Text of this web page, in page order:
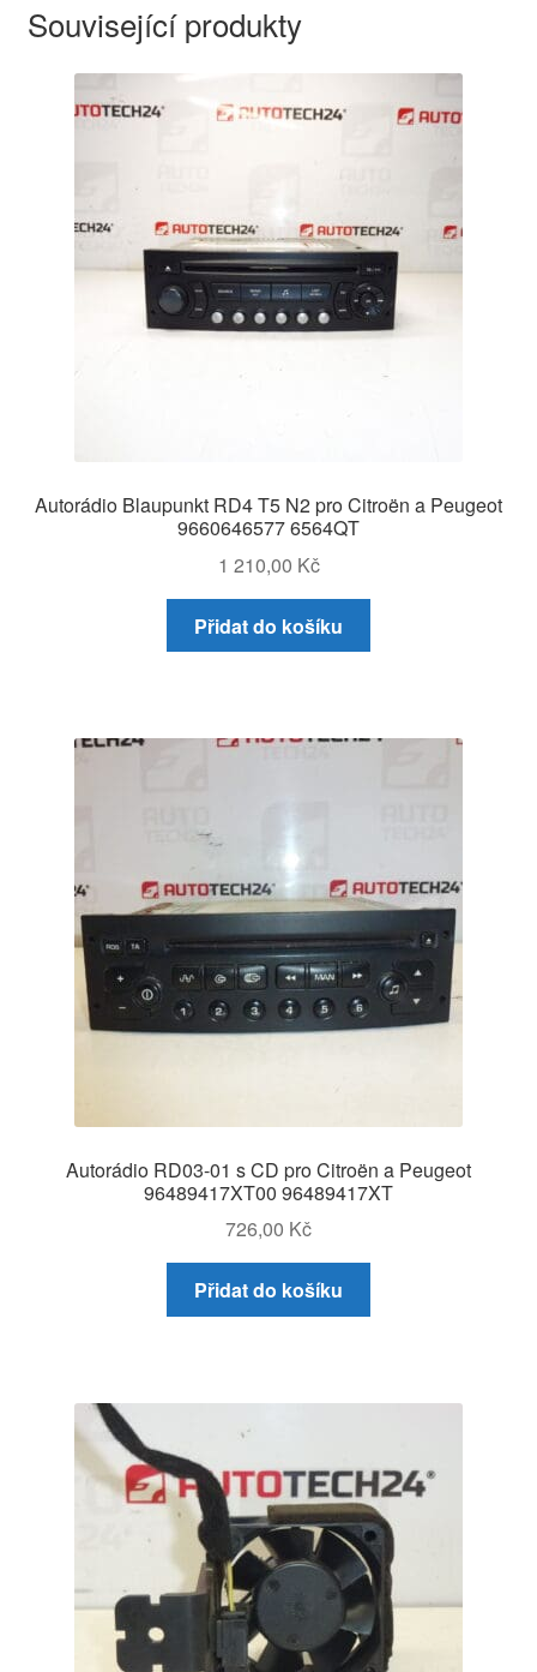
Související produkty
Autorádio Blaupunkt RD4 T5 N2 pro Citroën a Peugeot
9660646577 6564QT
1 210,00 Kč
Přidat do košíku
Autorádio RD03-01 s CD pro Citroën a Peugeot
96489417XT00 96489417XT
726,00 Kč
Přidat do košíku